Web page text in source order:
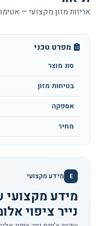
אריזות מזון מקצועי —
מפרט טכני
סוג מוצר
בטיחות מזון
אספקה
מחיר
E מידע מקצועי
מידע
נייר ציפוי אלומנים